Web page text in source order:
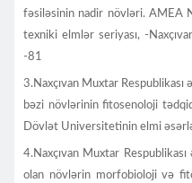
fəsiləsinin nadir növləri. AMEA
texniki elmlər seriyası, -
-81
3.Naxçıvan Muxtar
bəzi növlərinin fitosenoloji
Dövlət Universitetinin elmi
4.Naxçıvan Muxtar
olan növlərin morfobioloji və